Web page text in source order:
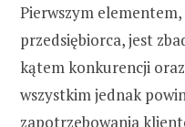
Pierwszym
przedsiębiorca, jest
kątem konkurencji
wszystkim jednak
zapotrzebowania